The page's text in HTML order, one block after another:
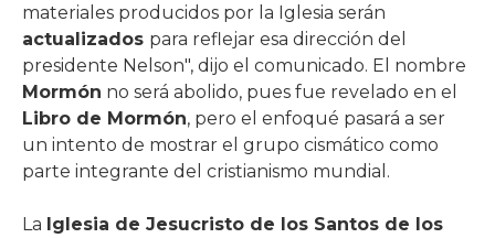
materiales producidos por la Iglesia serán
actualizados para reflejar esa dirección del
presidente Nelson", dijo el comunicado. El nombre
Mormón no será abolido, pues fue revelado en el
Libro de Mormón, pero el enfoqué pasará a ser
un intento de mostrar el grupo cismático como
parte integrante del cristianismo mundial.
La Iglesia de Jesucristo de los Santos de los